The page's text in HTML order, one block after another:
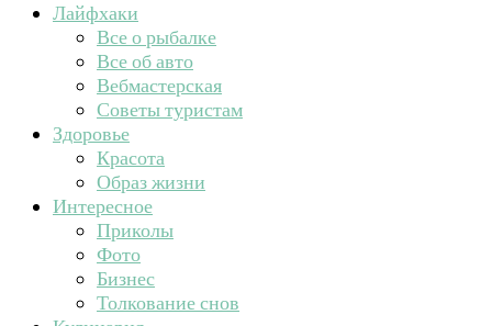
Лайфхаки
Все о рыбалке
Все об авто
Вебмастерская
Советы туристам
Здоровье
Красота
Образ жизни
Интересное
Приколы
Фото
Бизнес
Толкование снов